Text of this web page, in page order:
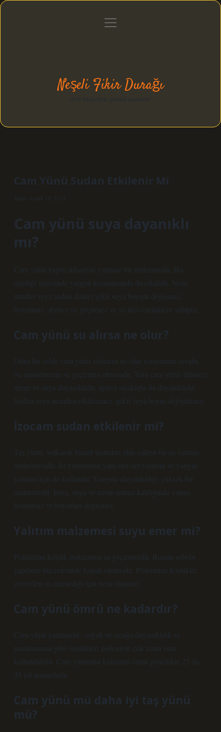
Gizlilik Politikası
menüyü
Neşeli Fikir Durağı
Cam Yünü Sudan Etkilenir Mi
Tarih: Aralık 19, 2024
Cam yünü suya dayanıklı
mı?
Cam yünü yapısı itibariyle yanmaz bir malzemedir. Bu
özelliği sayesinde yangın korumasında da etkilidir. Nem,
rutubet veya ısıdan dolayı şekli veya boyutu değişmez,
bozulmaz. Ayrıca su geçirmez ve su itici özelliklere sahiptir.
Cam yünü su alırsa ne olur?
Olası bir selde cam yünü ıslanırsa ne olur sorusunun cevabı,
bu malzemenin su geçirmez olmasıdır. Yani cam yünü ürünleri
neme ve suya dayanıklıdır, ayrıca sıcaklığa da dayanıklıdır.
Sudan veya nemden etkilenmez, şekil veya boyut değiştirmez.
İzocam sudan etkilenir mi?
Taş yünü, volkanik bazalt taşından elde edilen bir ısı yalıtım
malzemesidir. Isı yalıtımının yanı sıra ses yalıtımı ve yangın
yalıtımı için de kullanılır. Yangına dayanıklılığı yüksek bir
malzemedir. Isıya, suya ve neme maruz kaldığında yapısı
bozulmaz ve boyutları değişmez.
Yalıtım malzemesi suyu emer mi?
Poliüretan köpük malzemesi su geçirmezdir. Bunun sebebi
yapıların hücrelerinde kapalı olmasıdır. Poliüretan köpükler
çevreden su emmediği için nem oluşmaz.
Cam yünü ömrü ne kadardır?
Cam yünü yanmazlık, soğuk ve sıcağa dayanıklılık ve
paslanmama gibi özellikleri nedeniyle çok uzun süre
kullanılabilir. Cam yününün kullanım ömrü genellikle 25 ila
35 yıl arasındadır.
Cam yünü mü daha iyi taş yünü
mü?